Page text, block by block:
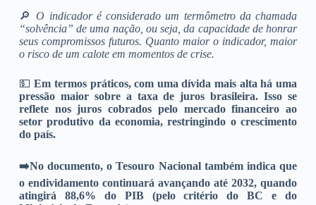
🔎 O indicador é considerado um termômetro da chamada
“solvência” de uma nação, ou seja, da capacidade de honrar
seus compromissos futuros. Quanto maior o indicador, maior
o risco de um calote em momentos de crise.
💵Em termos práticos, com uma dívida mais alta há uma
pressão maior sobre a taxa de juros brasileira. Isso se
reflete nos juros cobrados pelo mercado financeiro ao
setor produtivo da economia, restringindo o crescimento
do país.
➡️No documento, o Tesouro Nacional também indica que
o endividamento continuará avançando até 2032, quando
atingirá 88,6% do PIB (pelo critério do BC e do